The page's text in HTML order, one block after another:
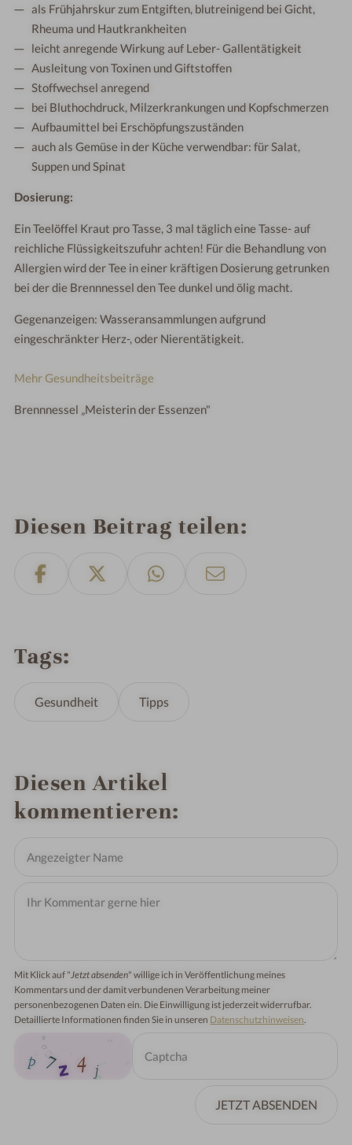
als Frühjahrskur zum Entgiften, blutreinigend bei Gicht,
Rheuma und Hautkrankheiten
leicht anregende Wirkung auf Leber- Gallentätigkeit
Ausleitung von Toxinen und Giftstoffen
Stoffwechsel anregend
bei Bluthochdruck, Milzerkrankungen und Kopfschmerzen
Aufbaumittel bei Erschöpfungszuständen
auch als Gemüse in der Küche verwendbar: für Salat,
Suppen und Spinat
Dosierung:
Ein Teelöffel Kraut pro Tasse, 3 mal täglich eine Tasse- auf
reichliche Flüssigkeitszufuhr achten! Für die Behandlung von
Allergien wird der Tee in einer kräftigen Dosierung getrunken
bei der die Brennnessel den Tee dunkel und ölig macht.
Gegenanzeigen: Wasseransammlungen aufgrund
eingeschränkter Herz-, oder Nierentätigkeit.
Mehr Gesundheitsbeiträge
Brennnessel „Meisterin der Essenzen"
Diesen Beitrag teilen
Tags
Gesundheit Tipps
Diesen Artikel
kommentieren
Mit Klick auf "Jetzt absenden" willige ich in Veröffentlichung meines
Kommentars und der damit verbundenen Verarbeitung meiner
personenbezogenen Daten ein. Die Einwilligung ist jederzeit widerrufbar.
Detaillierte Informationen finden Sie in unseren Datenschutzhinweisen.
JETZT ABSENDEN